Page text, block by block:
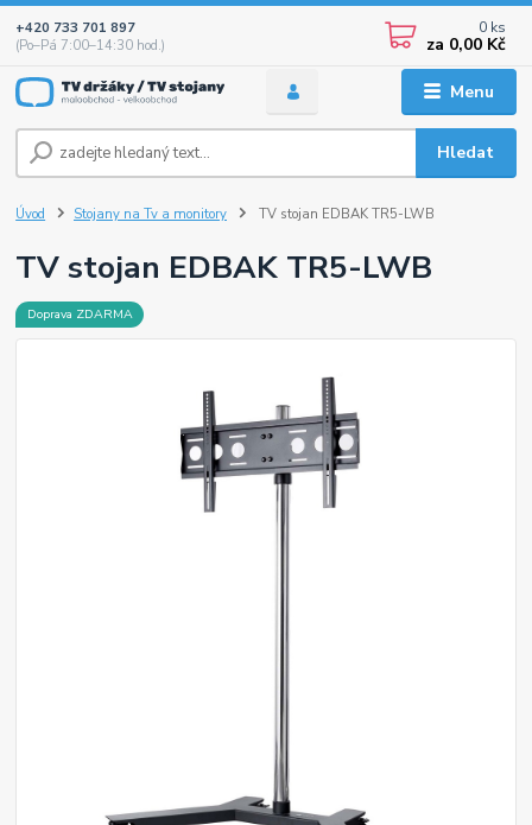
Menu
Hledat
+420 733 701 897
(Po–Pá 7:00–14:30 hod.)
0 ks
za 0,00 Kč
Úvod Stojany na Tv a monitory TV stojan EDBAK TR5-LWB
TV stojan EDBAK TR5-LWB
Doprava ZDARMA